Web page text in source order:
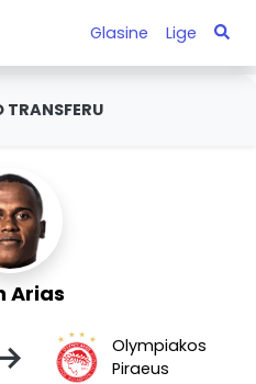
Glasine Lige
TRANSFERU
Arias
→
Olympiakos
Piraeus